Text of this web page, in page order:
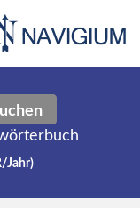
Jahr)